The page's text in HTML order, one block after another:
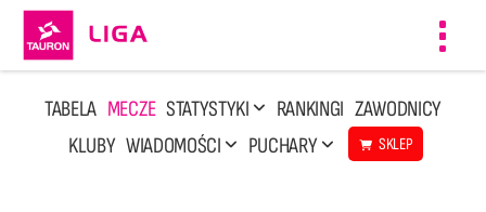
TABELA MECZE STATYSTYKI RANKINGI ZAWODNICY
KLUBY WIADOMOŚCI PUCHARY SKLEP